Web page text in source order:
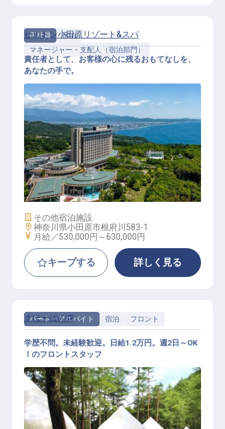
正社員
宿泊
マネージャー・支配人（宿泊部門）
宿泊部門責任者
ヒルトン小田原リゾート&スパ
責任者として、お客様の心に残るおもてなしを、
あなたの手で。
施設業態
その他宿泊施設
勤務地
神奈川県小田原市根府川583-1
給与
月給／530,000円～630,000円
キープする 詳しく見る
パート・アルバイト 宿泊 フロント
まほーばの森
学歴不問。未経験歓迎。日給1.2万円。週2日～OK
！のフロントスタッフ